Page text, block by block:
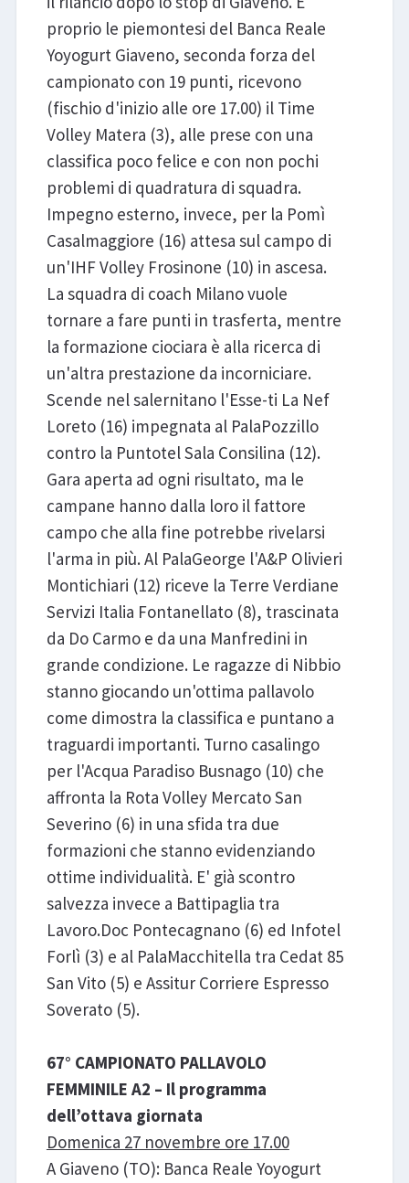
proprio le piemontesi del Banca Reale
Yoyogurt Giaveno, seconda forza del
campionato con 19 punti, ricevono
(fischio d'inizio alle ore 17.00) il Time
Volley Matera (3), alle prese con una
classifica poco felice e con non pochi
problemi di quadratura di squadra.
Impegno esterno, invece, per la Pomì
Casalmaggiore (16) attesa sul campo di
un'IHF Volley Frosinone (10) in ascesa.
La squadra di coach Milano vuole
tornare a fare punti in trasferta, mentre
la formazione ciociara è alla ricerca di
un'altra prestazione da incorniciare.
Scende nel salernitano l'Esse-ti La Nef
Loreto (16) impegnata al PalaPozzillo
contro la Puntotel Sala Consilina (12).
Gara aperta ad ogni risultato, ma le
campane hanno dalla loro il fattore
campo che alla fine potrebbe rivelarsi
l'arma in più. Al PalaGeorge l'A&P Olivieri
Montichiari (12) riceve la Terre Verdiane
Servizi Italia Fontanellato (8), trascinata
da Do Carmo e da una Manfredini in
grande condizione. Le ragazze di Nibbio
stanno giocando un'ottima pallavolo
come dimostra la classifica e puntano a
traguardi importanti. Turno casalingo
per l'Acqua Paradiso Busnago (10) che
affronta la Rota Volley Mercato San
Severino (6) in una sfida tra due
formazioni che stanno evidenziando
ottime individualità. E' già scontro
salvezza invece a Battipaglia tra
Lavoro.Doc Pontecagnano (6) ed Infotel
Forlì (3) e al PalaMacchitella tra Cedat 85
San Vito (5) e Assitur Corriere Espresso
Soverato (5).
67° CAMPIONATO PALLAVOLO
FEMMINILE A2 – Il programma
dell’ottava giornata
Domenica 27 novembre ore 17.00
A Giaveno (TO): Banca Reale Yoyogurt